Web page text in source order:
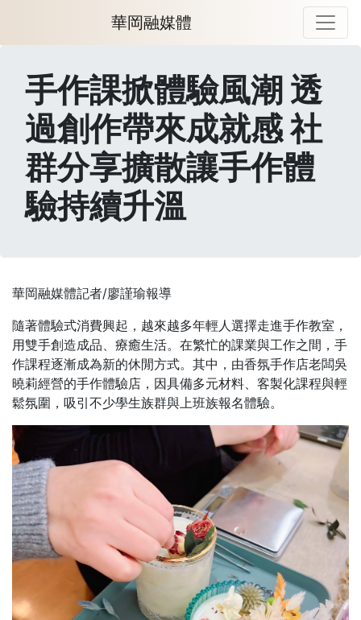
華岡融媒體
手作課掀體驗風潮 透
過創作帶來成就感 社
群分享擴散讓手作體
驗持續升溫
華岡融媒體記者/廖謹瑜報導
隨著體驗式消費興起，越來越多年輕人選擇走進手作教室，
用雙手創造成品、療癒生活。在繁忙的課業與工作之間，手
作課程逐漸成為新的休閒方式。其中，由香氛手作店老闆吳
曉莉經營的手作體驗店，因具備多元材料、客製化課程與輕
鬆氛圍，吸引不少學生族群與上班族報名體驗。